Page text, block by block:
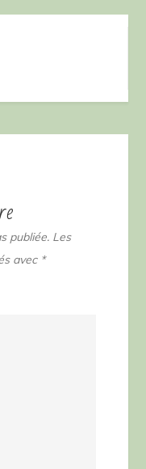
publiée. Les
avec *